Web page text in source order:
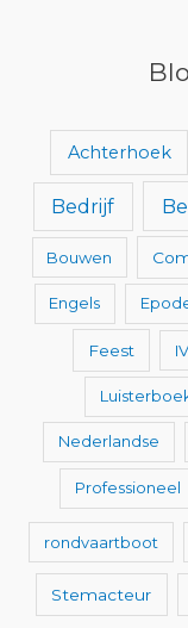
Achterhoek
Bedrijf
Bouwen
Engels
Feest
Nederlandse
Professioneel
rondvaartboot
Stemacteur